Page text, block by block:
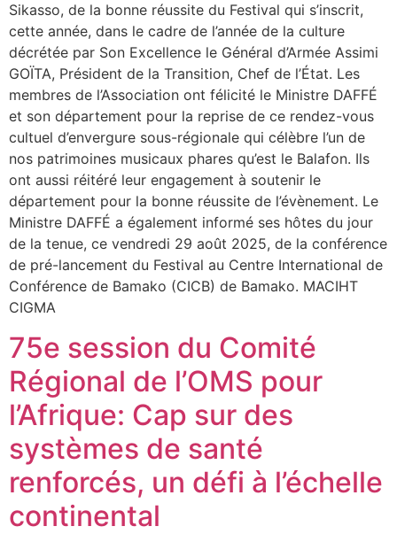
Sikasso, de la bonne réussite du Festival qui s’inscrit,
cette année, dans le cadre de l’année de la culture
décrétée par Son Excellence le Général d’Armée Assimi
GOÏTA, Président de la Transition, Chef de l’État. Les
membres de l’Association ont félicité le Ministre DAFFÉ
et son département pour la reprise de ce rendez-vous
cultuel d’envergure sous-régionale qui célèbre l’un de
nos patrimoines musicaux phares qu’est le Balafon. Ils
ont aussi réitéré leur engagement à soutenir le
département pour la bonne réussite de l’évènement. Le
Ministre DAFFÉ a également informé ses hôtes du jour
de la tenue, ce vendredi 29 août 2025, de la conférence
de pré-lancement du Festival au Centre International de
Conférence de Bamako (CICB) de Bamako. MACIHT
CIGMA
75e session du Comité
Régional de l’OMS pour
l’Afrique: Cap sur des
systèmes de santé
renforcés, un défi à l’échelle
continental